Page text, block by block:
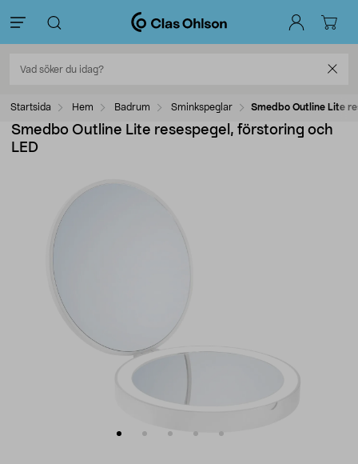
Startsida Hem Badrum Sminkspeglar Smedbo Outline Lite
Smedbo Outline Lite resespegel, förstoring och
LED